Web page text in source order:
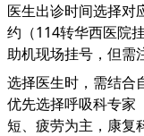
医生出诊时间选择对
约（114转华西医院
助机现场挂号，但需
选择医生时，需结合
优先选择呼吸科专家
短、疲劳为主，康复